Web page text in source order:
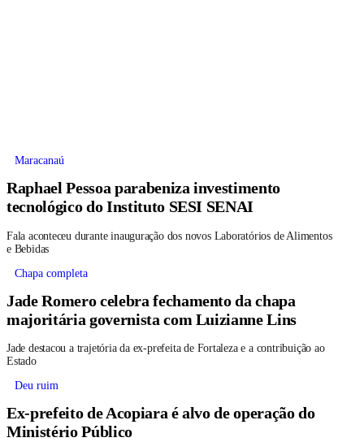
Maracanaú
Raphael Pessoa parabeniza investimento
tecnológico do Instituto SESI SENAI
Fala aconteceu durante inauguração dos novos Laboratórios de Alimentos
e Bebidas
Chapa completa
Jade Romero celebra fechamento da chapa
majoritária governista com Luizianne Lins
Jade destacou a trajetória da ex-prefeita de Fortaleza e a contribuição ao
Estado
Deu ruim
Ex-prefeito de Acopiara é alvo de operação do
Ministério Público